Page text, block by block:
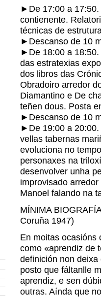
►De 17:00 a 17:50.
contienente.
técnicas de
►Descanso de 10
►De 18:00 a 18:50.
das estratexias
dos libros das
Obradoiro arredor
Diamantino e De
teñen dous. Posta
►Descanso de 10
►De 19:00 a 20:00.
vellas tabernas
evoluciona no
personaxes na
desenvolver unha
improvisado
Manoel falando na
MÍNIMA
Coruña 1947)
En moitas ocasións
como «aprendiz de
definición non
posto que fáltanlle
aprendiz, e sen
outras. Aínda que